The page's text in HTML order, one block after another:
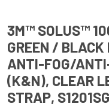
3M™ SOLUS™
GREEN /
ANTI-FOG/
(K&N), CLEAR
STRAP,